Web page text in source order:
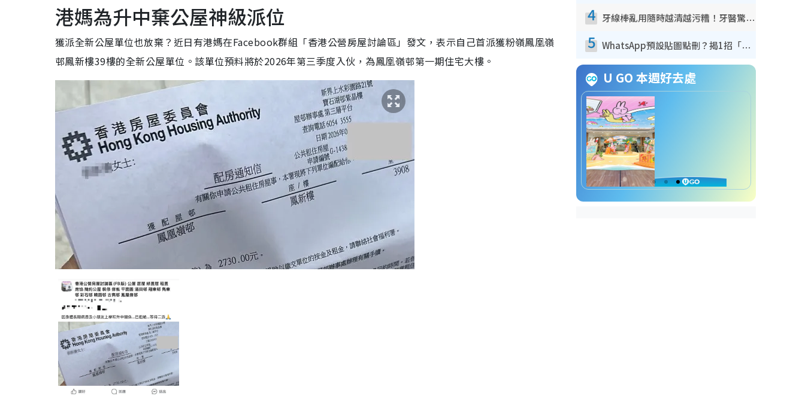
港媽為升中棄公屋神級派位
獲派全新公屋單位也放棄？近日有港媽在Facebook群組「香港公營房屋討論區」發文，表示自己首派獲粉嶺鳳凰嶺
邨鳳新樓39樓的全新公屋單位。該單位預料將於2026年第三季度入伙，為鳳凰嶺邨第一期住宅大樓。
4 牙線棒亂用隨時越清越污糟！牙醫驚揭盲目過戶細菌恐致蛀牙：呢種先係日常真保養
5 WhatsApp預設貼圖點刪？揭1招「反向操作」還原簡潔介面 附3步實測教學
U GO 本週好去處